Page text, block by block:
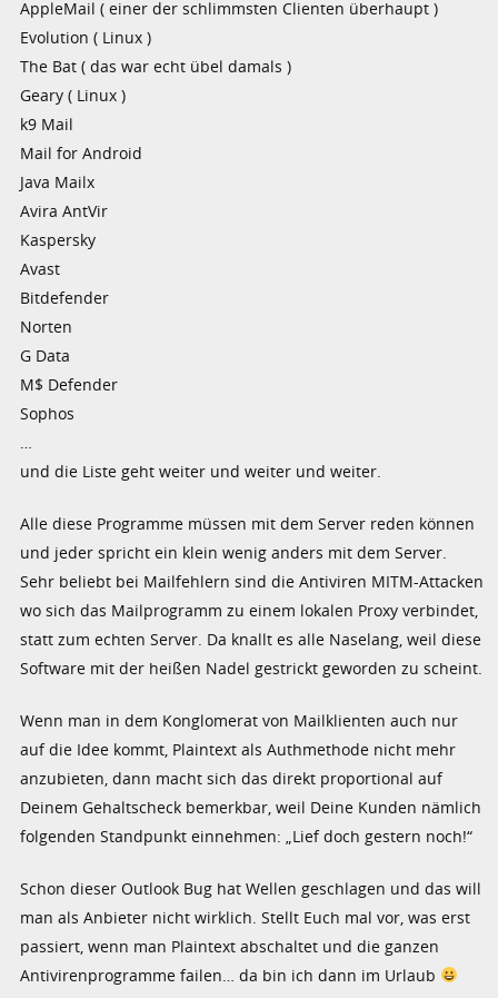
AppleMail ( einer der schlimmsten Clienten überhaupt )
Evolution ( Linux )
The Bat ( das war echt übel damals )
Geary ( Linux )
k9 Mail
Mail for Android
Java Mailx
Avira AntVir
Kaspersky
Avast
Bitdefender
Norten
G Data
M$ Defender
Sophos
und die Liste geht weiter und weiter und weiter.
Alle diese Programme müssen mit dem Server reden können
und jeder spricht ein klein wenig anders mit dem Server.
Sehr beliebt bei Mailfehlern sind die Antiviren MITM-Attacken
wo sich das Mailprogramm zu einem lokalen Proxy verbindet,
statt zum echten Server. Da knallt es alle Naselang, weil diese
Software mit der heißen Nadel gestrickt geworden zu scheint.
Wenn man in dem Konglomerat von Mailklienten auch nur
auf die Idee kommt, Plaintext als Authmethode nicht mehr
anzubieten, dann macht sich das direkt proportional auf
Deinem Gehaltscheck bemerkbar, weil Deine Kunden nämlich
folgenden Standpunkt einnehmen: „Lief doch gestern noch!“
Schon dieser Outlook Bug hat Wellen geschlagen und das will
man als Anbieter nicht wirklich. Stellt Euch mal vor, was erst
passiert, wenn man Plaintext abschaltet und die ganzen
Antivirenprogramme failen… da bin ich dann im Urlaub